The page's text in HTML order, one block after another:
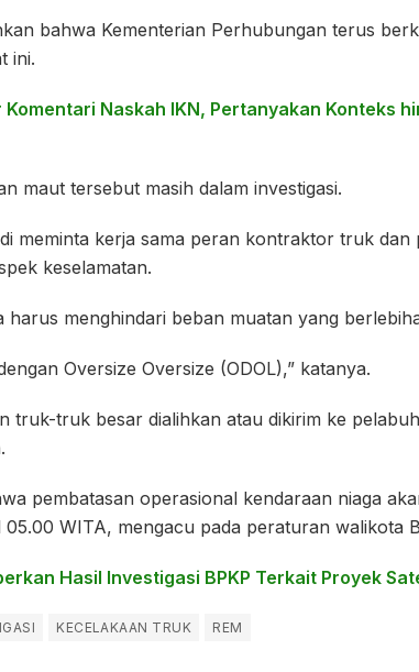
bahwa Kementerian Perhubungan terus
ini.
Komentari Naskah IKN, Pertanyakan Konteks
maut tersebut masih dalam investigasi.
meminta kerja sama peran kontraktor truk dan
keselamatan.
menghindari beban muatan yang
Oversize Oversize (ODOL),” katanya.
truk-truk besar dialihkan atau dikirim ke
pembatasan operasional kendaraan niaga
WITA, mengacu pada peraturan walikota
Hasil Investigasi BPKP Terkait Proyek
KECELAKAAN TRUK REM